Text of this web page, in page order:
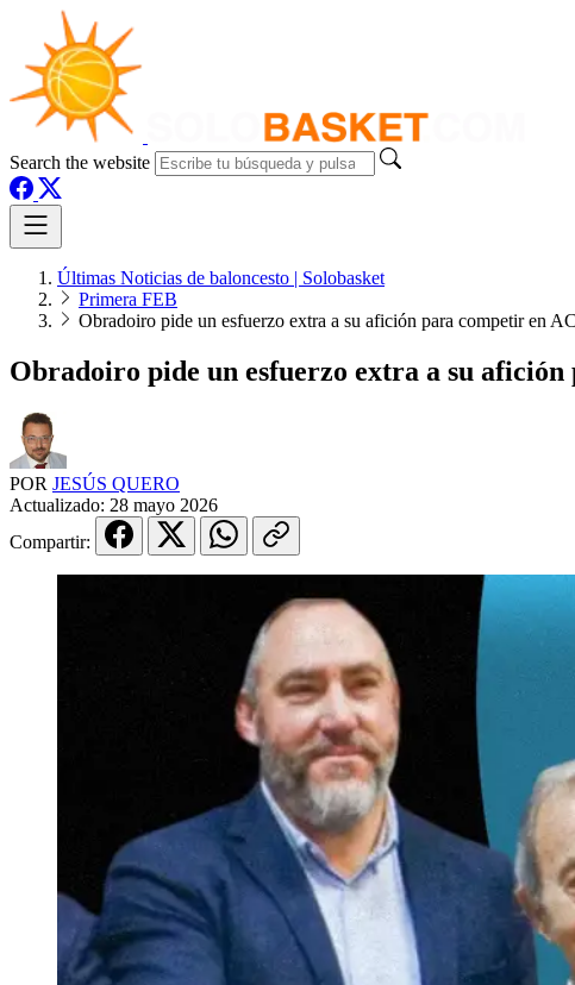
Search the website
Últimas Noticias de baloncesto | Solobasket
Primera FEB
Obradoiro pide un esfuerzo extra a su afición para competir en
Obradoiro pide un esfuerzo extra a su
POR JESÚS QUERO
Actualizado: 28 mayo 2026
Compartir: